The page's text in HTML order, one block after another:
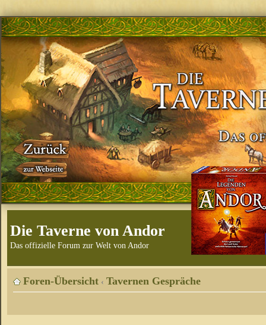
Die Taverne von Andor
Das offizielle Forum zur Welt von Andor
Foren-Übersicht ‹ Tavernen Gespräche